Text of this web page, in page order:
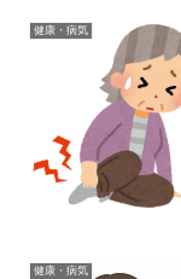
健康・病気
健康・病気